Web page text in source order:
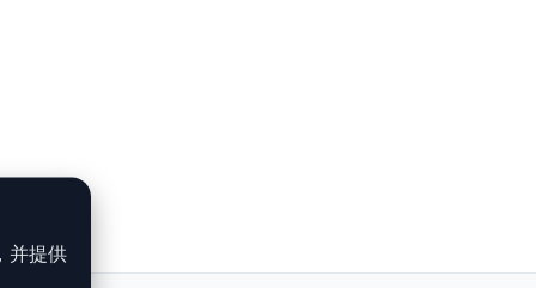
并提供